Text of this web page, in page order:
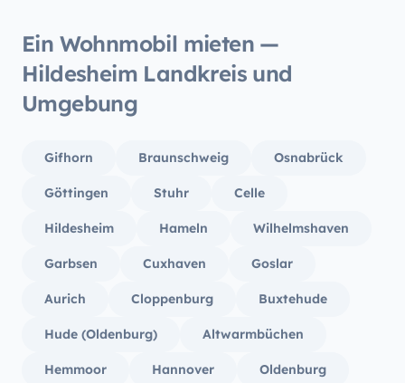
Ein Wohnmobil mieten —
Hildesheim Landkreis und
Umgebung
Gifhorn Braunschweig Osnabrück
Göttingen Stuhr Celle
Hildesheim Hameln Wilhelmshaven
Garbsen Cuxhaven Goslar
Aurich Cloppenburg Buxtehude
Hude (Oldenburg) Altwarmbüchen
Hemmoor Hannover Oldenburg